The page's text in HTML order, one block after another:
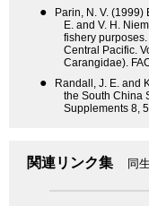
●
Parin, N. V.
E. and V. H.
fishery
Central Pacific.
Carangidae).
●
Randall, J. E. and
the South China
Supplements 8,
関連リンク集 同